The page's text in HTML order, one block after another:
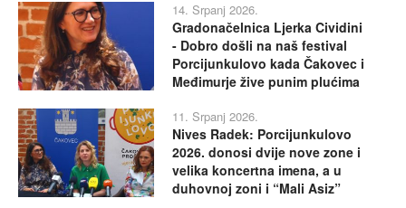
14. Srpanj 2026.
Gradonačelnica Ljerka Cividini
- Dobro došli na naš festival
Porcijunkulovo kada Čakovec i
Međimurje žive punim plućima
11. Srpanj 2026.
Nives Radek: Porcijunkulovo
2026. donosi dvije nove zone i
velika koncertna imena, a u
duhovnoj zoni i “Mali Asiz”